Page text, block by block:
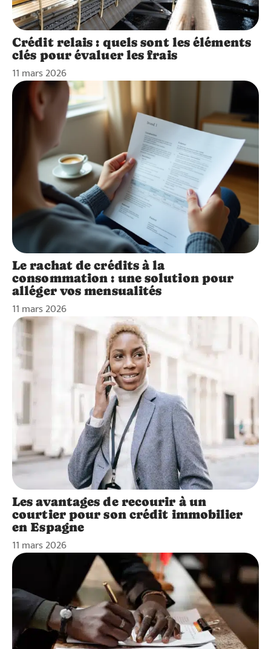
Crédit relais : quels sont les éléments
clés pour évaluer les frais
11 mars 2026
Le rachat de crédits à la
consommation : une solution pour
alléger vos mensualités
11 mars 2026
Les avantages de recourir à un
courtier pour son crédit immobilier
en Espagne
11 mars 2026